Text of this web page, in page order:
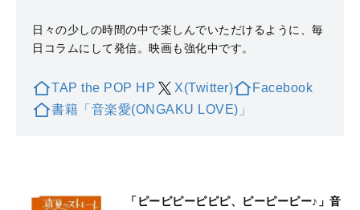
日々の少しの時間の中で楽しんでいただけるように、毎
日コラムにして発信。映画も強化中です。
TAP the POP HP X(Twitter)
Facebook
書籍「音楽愛(ONGAKU LOVE)」
「ピーピピーピピピ、ピーピーピー♪」音